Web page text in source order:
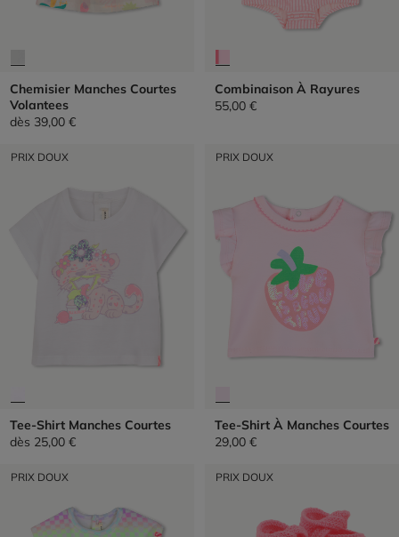
Chemisier Manches Courtes
Volantees
dès 39,00 €
Combinaison À Rayures
55,00 €
PRIX DOUX
Tee-Shirt Manches Courtes
dès 25,00 €
PRIX DOUX
Tee-Shirt À Manches Courtes
29,00 €
PRIX DOUX PRIX DOUX